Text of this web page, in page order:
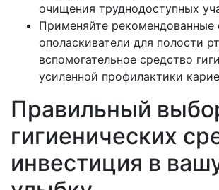
очищения труднодоступных
Применяйте рекомендованные
ополаскиватели для полости
вспомогательное средство
усиленной профилактики
Правильный
гигиенических
инвестиция в